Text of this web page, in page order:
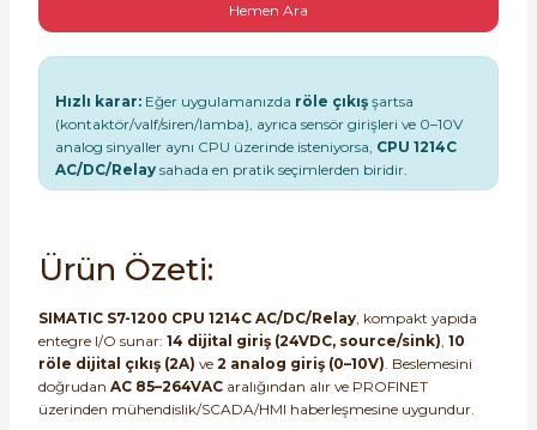
Pako Şalterler
Hemen Ara
Hızlı karar:Eğer uygulamanızda röle çıkışşartsa
(kontaktör/valf/siren/lamba), ayrıca sensör girişleri ve 0–10V
analog sinyaller aynı CPU üzerinde isteniyorsa, CPU 1214C
AC/DC/Relaysahada en pratik seçimlerden biridir.
Ürün Özeti:
SIMATIC S7-1200 CPU 1214C AC/DC/Relay, kompakt yapıda
entegre I/O sunar: 14 dijital giriş (24VDC, source/sink), 10
röle dijital çıkış (2A) ve 2 analog giriş (0–10V). Beslemesini
doğrudan AC 85–264VAC aralığından alır ve PROFINET
üzerinden mühendislik/SCADA/HMI haberleşmesine uygundur.